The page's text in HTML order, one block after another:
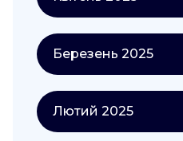
Березень 2025
Лютий 2025